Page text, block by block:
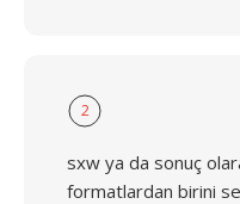
2
sxw ya da sonuç
formatlardan birini